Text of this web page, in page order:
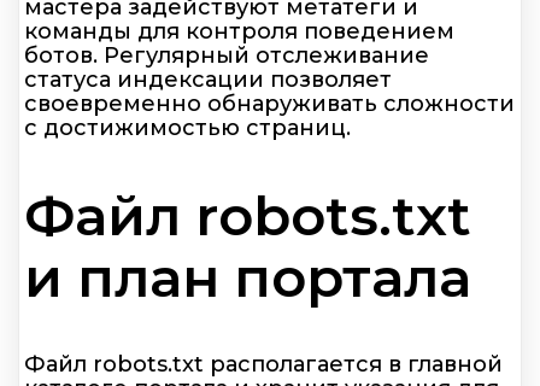
мастера задействуют метатеги и
команды для контроля поведением
ботов. Регулярный отслеживание
статуса индексации позволяет
своевременно обнаруживать сложности
с достижимостью страниц.
Файл robots.txt
и план портала
Файл robots.txt располагается в главной